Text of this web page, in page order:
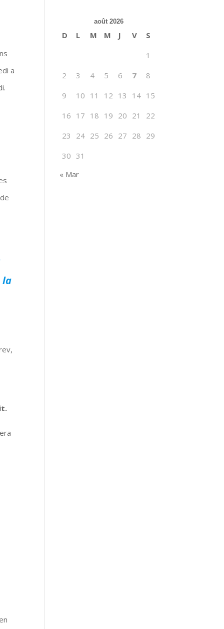
a
la
août 2026
D L M M J V
S
1
2
3 4 5 6 7
8
9
10 11 12 13 14 15
16 17 18 19 20 21
22
23
24 25 26 27 28 29
30 31
« Mar